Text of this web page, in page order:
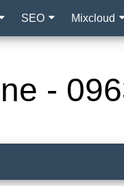
SEO Mixcloud
-